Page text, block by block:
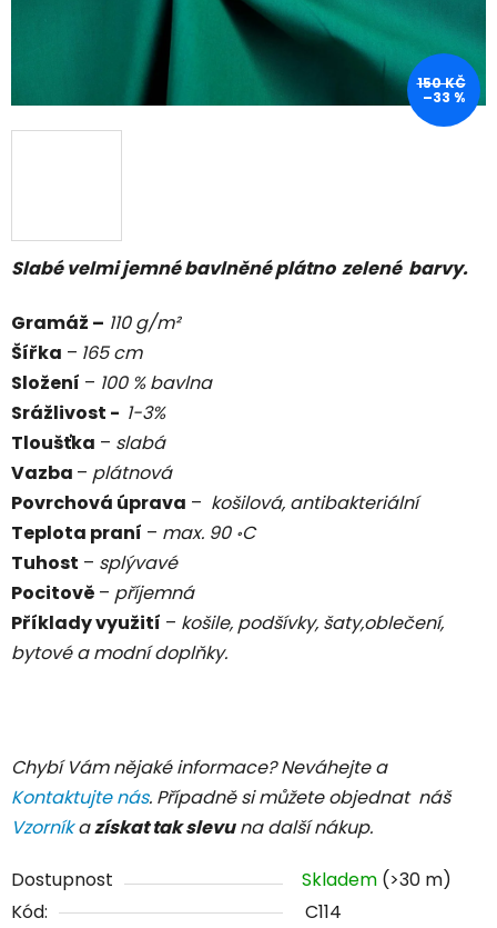
Slabé velmi jemné bavlněné plátno zelené barvy.
Gramáž – 110 g/m²
Šířka – 165 cm
Složení – 100 % bavlna
Srážlivost - 1-3%
Tloušťka – slabá
Vazba – plátnová
Povrchová úprava – košilová, antibakteriální
Teplota praní – max. 90 ॰C
Tuhost – splývavé
Pocitově – příjemná
Příklady využití – košile, podšívky, šaty,oblečení,
bytové a modní doplňky.
Chybí Vám nějaké informace? Neváhejte a
Kontaktujte nás. Případně si můžete objednat náš
Vzorníkazískat tak slevuna další nákup.
Dostupnost Skladem (>30 m)
Kód:
C114
150 KČ
–33 %